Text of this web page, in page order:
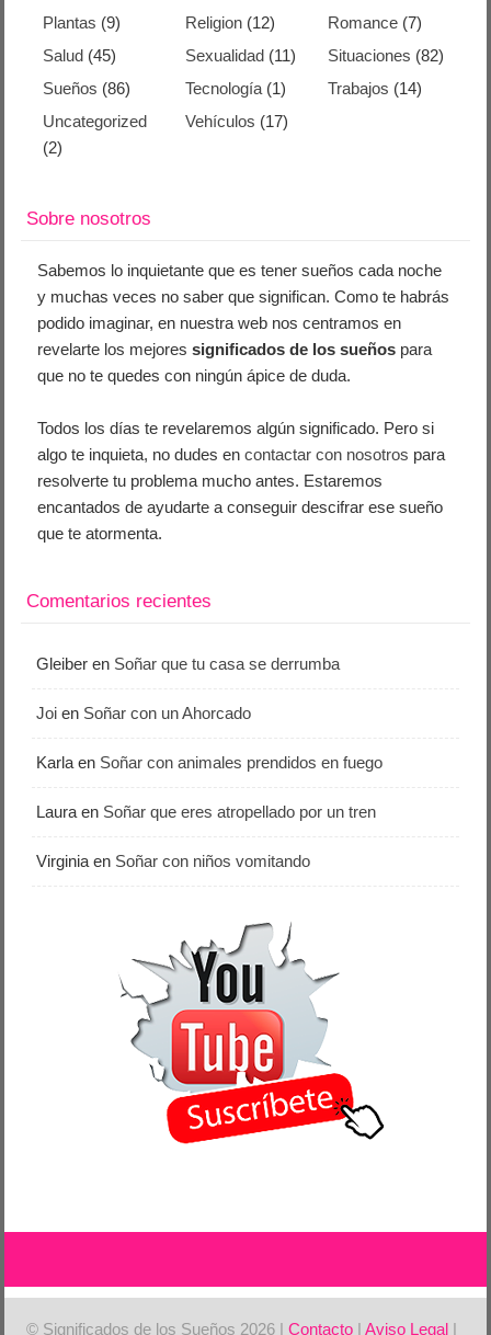
Plantas (9) Religion (12) Romance(7)
Salud (45) Sexualidad (11) Situaciones (82)
Sueños (86) Tecnología (1) Trabajos (14)
Uncategorized
(2)
Vehículos (17)
Sobre nosotros
Sabemos lo inquietante que es tener sueños cada noche
y muchas veces no saber que significan. Como te habrás
podido imaginar, en nuestra web nos centramos en
revelarte los mejoressignificados de los sueños para
que no te quedes con ningún ápice de duda.
Todos los días te revelaremos algún significado. Pero si
algo te inquieta, no dudes encontactar con nosotros para
resolverte tu problema mucho antes. Estaremos
encantados de ayudarte a conseguir descifrar ese sueño
que te atormenta.
Comentarios recientes
Gleiber en Soñar que tu casa se derrumba
Joi en Soñar con un Ahorcado
Karla en Soñar con animales prendidos en fuego
Laura en Soñar que eres atropellado por un tren
Virginia en Soñar con niños vomitando
© Significados de los Sueños 2026 |Contacto |Aviso Legal |